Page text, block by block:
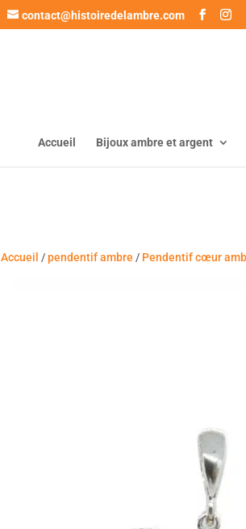
contact@histoiredelambre.com
Accueil Bijoux ambre et argent
Accueil /pendentif ambre / Pendentif cœur